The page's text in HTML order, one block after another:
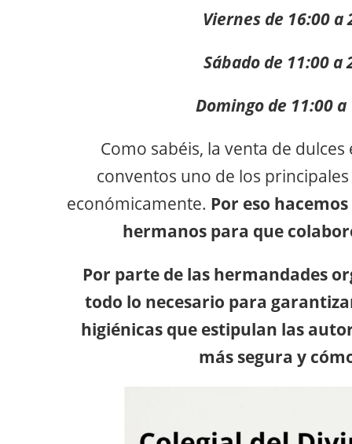
Viernes de 16:00 a
Sábado de 11:00 a
Domingo de 11:00
Como sabéis, la venta de
conventos uno de los
económicamente. Por eso
hermanos para que
Por parte de las hermandades
todo lo necesario para
higiénicas que estipulan las
más segura y